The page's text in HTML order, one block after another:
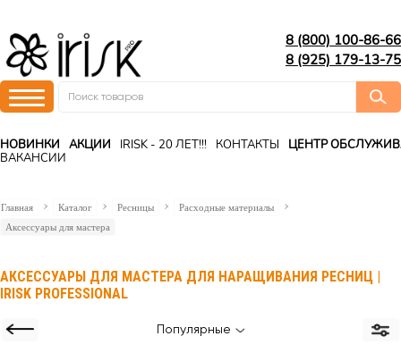
8 (800) 100-86-66
8 (925) 179-13-75
НОВИНКИ АКЦИИ IRISK - 20 ЛЕТ!!! КОНТАКТЫ
ЦЕНТР
ВАКАНСИИ
Главная Каталог Ресницы
Расходные материалы
Аксессуары для мастера
АКСЕССУАРЫ ДЛЯ МАСТЕРА ДЛЯ НАРАЩИВАНИЯ РЕСНИЦ |
IRISK PROFESSIONAL
Популярные